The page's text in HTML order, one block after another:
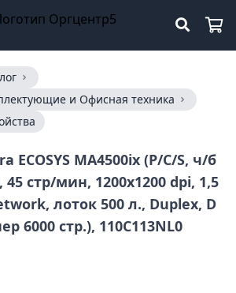
и Офисная техника
ECOSYS MA4500ix (P/C/S, ч/б
стр/мин, 1200x1200 dpi, 1,5
лоток 500 л., Duplex, D
6000 стр.), 110C113NL0